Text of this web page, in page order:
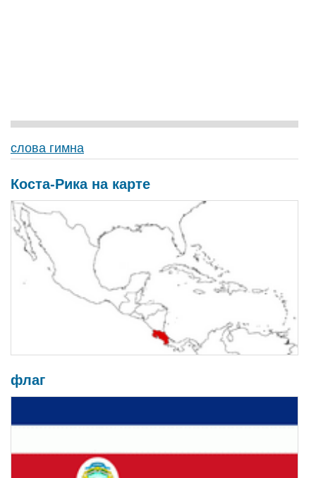
слова гимна
Коста-Рика на карте
флаг